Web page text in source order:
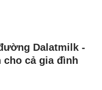
Dalatmilk -
cả gia đình